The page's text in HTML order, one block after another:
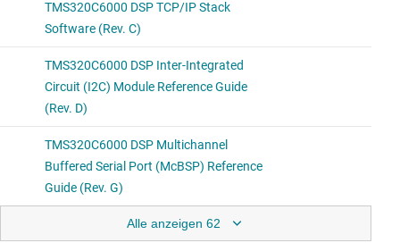
Alle anzeigen 62